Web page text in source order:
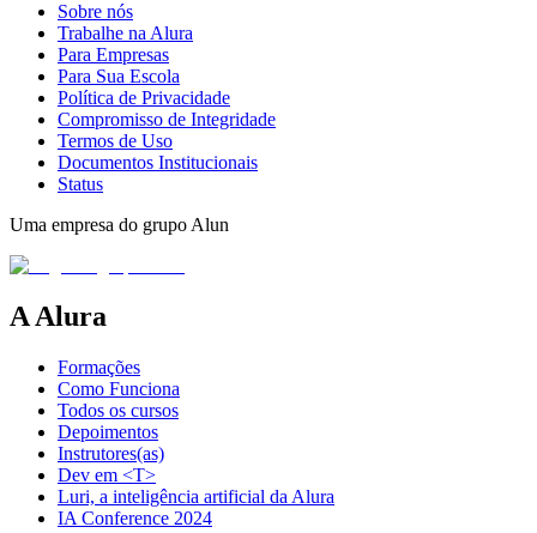
Sobre nós
Trabalhe na Alura
Para Empresas
Para Sua Escola
Política de Privacidade
Compromisso de Integridade
Termos de Uso
Documentos Institucionais
Status
Uma empresa do grupo Alun
A Alura
Formações
Como Funciona
Todos os cursos
Depoimentos
Instrutores(as)
Dev em <T>
Luri, a inteligência artificial da Alura
IA Conference 2024